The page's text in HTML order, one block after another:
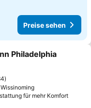
Preise sehen
hinzufügen
Philadelphia
für mehr Komfort